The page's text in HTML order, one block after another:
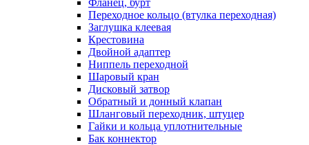
Переходное кольцо (втулка переходная)
Заглушка клеевая
Крестовина
Двойной адаптер
Ниппель переходной
Шаровый кран
Дисковый затвор
Обратный и донный клапан
Шланговый переходник, штуцер
Гайки и кольца уплотнительные
Бак коннектор